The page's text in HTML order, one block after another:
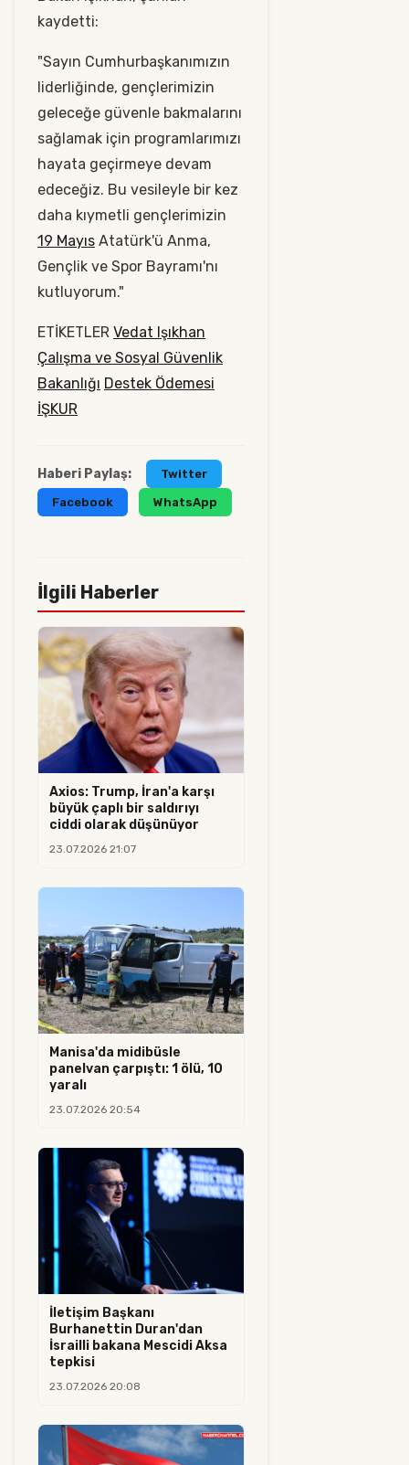
kaydetti:
"Sayın Cumhurbaşkanımızın
liderliğinde, gençlerimizin
geleceğe güvenle bakmalarını
sağlamak için programlarımızı
hayata geçirmeye devam
edeceğiz. Bu vesileyle bir kez
daha kıymetli gençlerimizin
19 Mayıs Atatürk'ü Anma,
Gençlik ve Spor Bayramı'nı
kutluyorum."
ETİKETLER Vedat Işıkhan
Çalışma ve Sosyal Güvenlik
Bakanlığı Destek Ödemesi
İŞKUR
Haberi Paylaş: Twitter
Facebook WhatsApp
İlgili Haberler
Axios: Trump, İran'a karşı
büyük çaplı bir saldırıyı
ciddi olarak düşünüyor
23.07.2026 21:07
Manisa'da midibüsle
panelvan çarpıştı: 1 ölü, 10
yaralı
23.07.2026 20:54
İletişim Başkanı
Burhanettin Duran'dan
İsrailli bakana Mescidi Aksa
tepkisi
23.07.2026 20:08